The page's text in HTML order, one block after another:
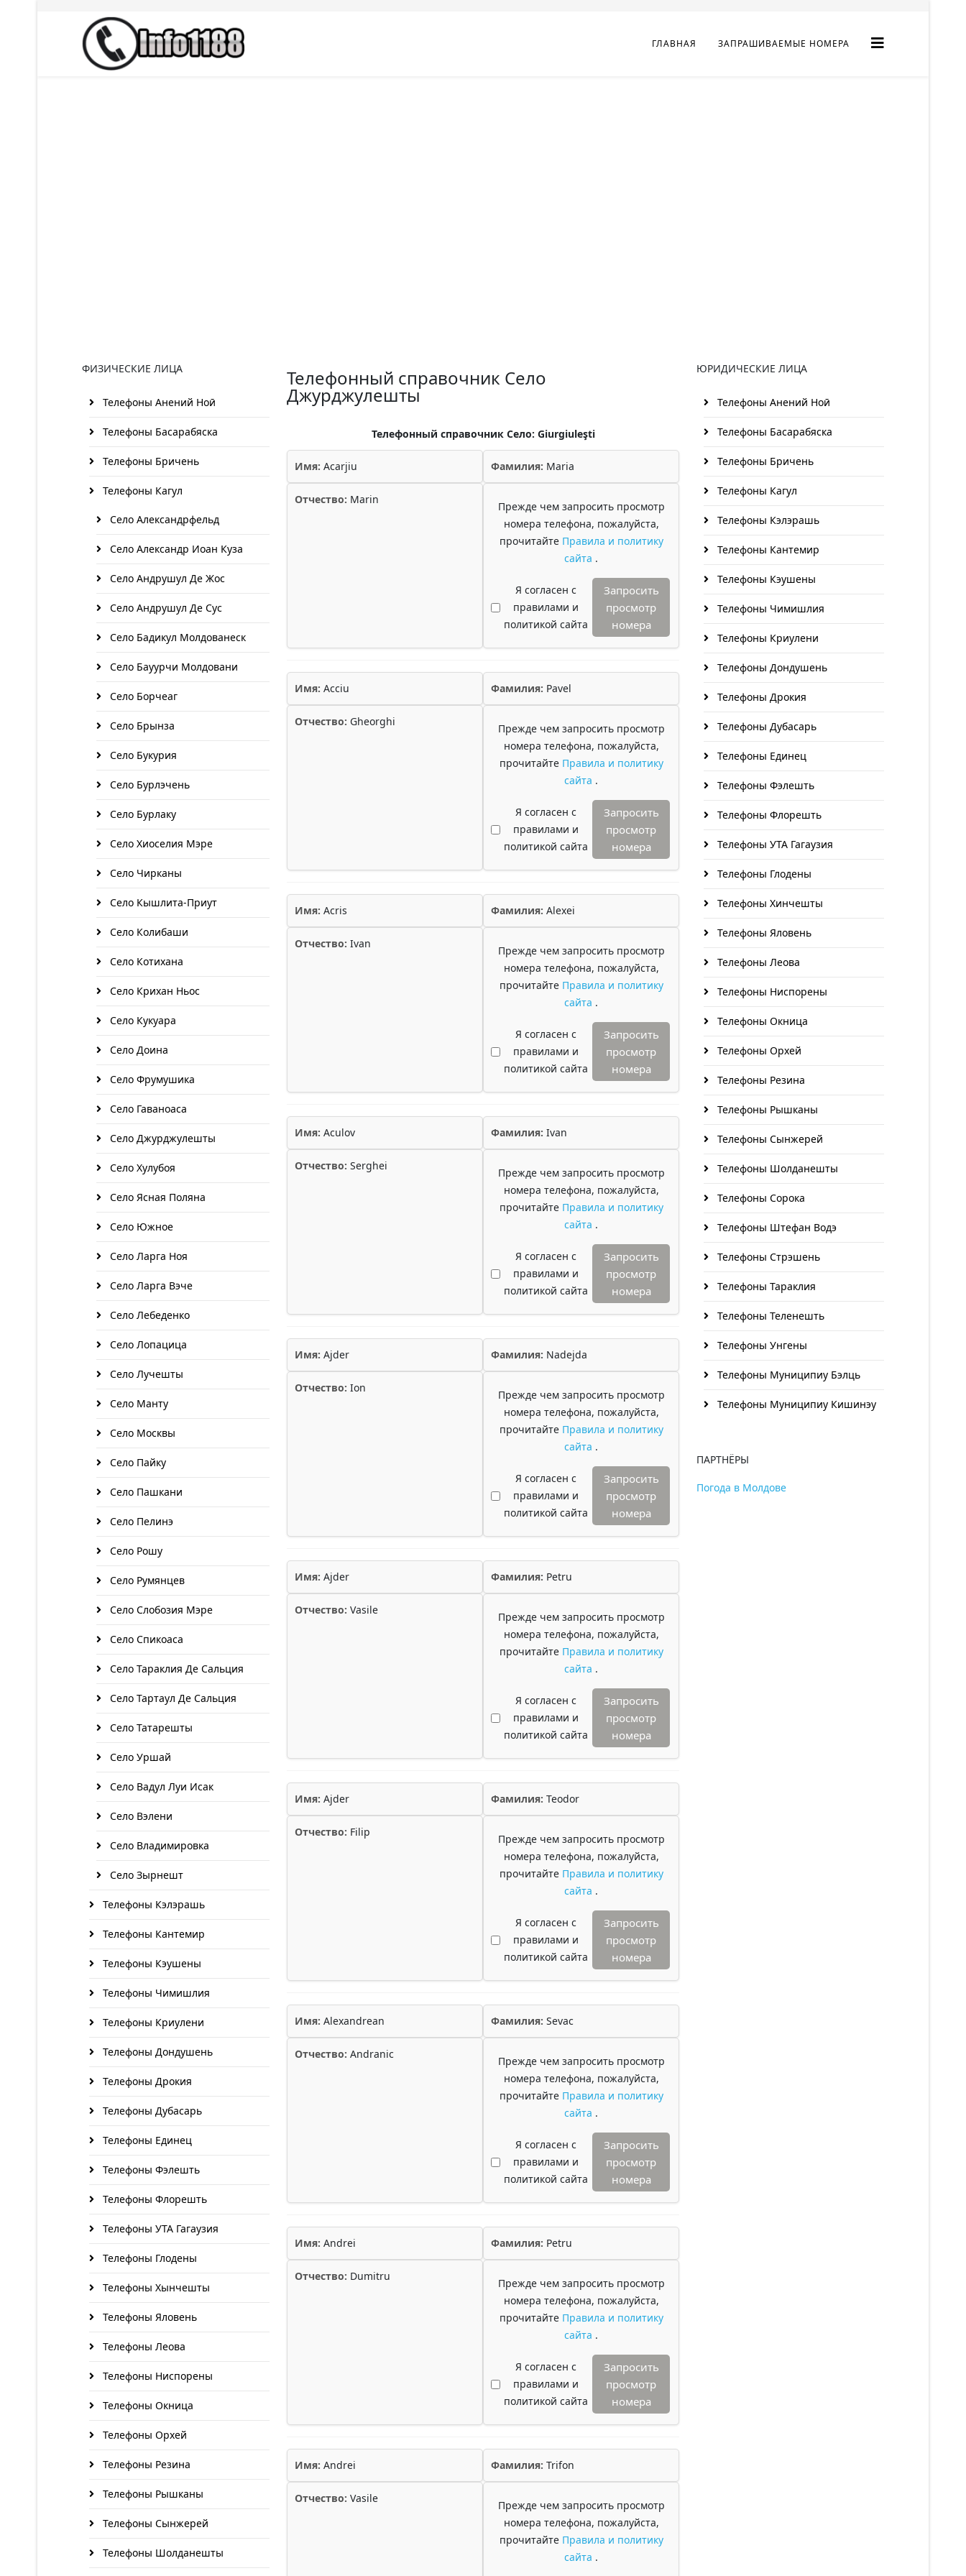
ГЛАВНАЯ ЗАПРАШИВАЕМЫЕ НОМЕРА
ФИЗИЧЕСКИЕ ЛИЦА
Телефоны Анений Ноӣ
Телефоны Басарабяска
Телефоны Бричень
Телефоны Кагул
Село Александрфельд
Село Александр Иоан Куза
Село Андрушул Де Жос
Село Андрушул Де Сус
Село Бадикул Молдованеск
Село Бауурчи Молдовани
Село Борчеаг
Село Брынза
Село Букурия
Село Бурлэчень
Село Бурлаку
Село Хиоселия Мэре
Село Чирканы
Село Кышлита-Приут
Село Колибаши
Село Котихана
Село Крихан Ньос
Село Кукуара
Село Доина
Село Фрумушика
Село Гаваноаса
Село Джурджулешты
Село Хулубоя
Село Ясная Поляна
Село Южное
Село Ларга Ноя
Село Ларга Вэче
Село Лебеденко
Село Лопацица
Село Лучешты
Село Манту
Село Москвы
Село Пайку
Село Пашкани
Село Пелинэ
Село Рошу
Село Румянцев
Село Слобозия Мэре
Село Спикоаса
Село Тараклия Де Сальция
Село Тартаул Де Сальция
Село Татарешты
Село Уршай
Село Вадул Луи Исак
Село Вэлени
Село Владимировка
Село Зырнешт
Телефоны Кэлэрашь
Телефоны Кантемир
Телефоны Кэушены
Телефоны Чимишлия
Телефоны Криулени
Телефоны Дондушень
Телефоны Дрокия
Телефоны Дубасарь
Телефоны Единец
Телефоны Фэлешть
Телефоны Флорешть
Телефоны УТА Гагаузия
Телефоны Глодены
Телефоны Хынчешты
Телефоны Яловень
Телефоны Леова
Телефоны Ниспорены
Телефоны Окница
Телефоны Орхей
Телефоны Резина
Телефоны Рышканы
Телефоны Сынжерей
Телефоны Шолданешты
Телефонный справочник Село
Джурджулешты
Телефонный справочник Село: Giurgiuleşti
Имя: Acarjiu Фамилия: Maria
Отчество: Marin
Прежде чем запросить просмотр
номера телефона, пожалуйста,
прочитайте Правила и политику
сайта .
Я согласен с
правилами и
политикой сайта
Запросить
просмотр
номера
Имя: Acciu Фамилия: Pavel
Отчество: Gheorghi
Прежде чем запросить просмотр
номера телефона, пожалуйста,
прочитайте Правила и политику
сайта .
Я согласен с
правилами и
политикой сайта
Запросить
просмотр
номера
Имя: Acris Фамилия: Alexei
Отчество: Ivan
Прежде чем запросить просмотр
номера телефона, пожалуйста,
прочитайте Правила и политику
сайта .
Я согласен с
правилами и
политикой сайта
Запросить
просмотр
номера
Имя: Aculov Фамилия: Ivan
Отчество: Serghei
Прежде чем запросить просмотр
номера телефона, пожалуйста,
прочитайте Правила и политику
сайта .
Я согласен с
правилами и
политикой сайта
Запросить
просмотр
номера
Имя: Ajder Фамилия: Nadejda
Отчество: Ion
Прежде чем запросить просмотр
номера телефона, пожалуйста,
прочитайте Правила и политику
сайта .
Я согласен с
правилами и
политикой сайта
Запросить
просмотр
номера
Имя: Ajder Фамилия: Petru
Отчество: Vasile
Прежде чем запросить просмотр
номера телефона, пожалуйста,
прочитайте Правила и политику
сайта .
Я согласен с
правилами и
политикой сайта
Запросить
просмотр
номера
Имя: Ajder Фамилия: Teodor
Отчество: Filip
Прежде чем запросить просмотр
номера телефона, пожалуйста,
прочитайте Правила и политику
сайта .
Я согласен с
правилами и
политикой сайта
Запросить
просмотр
номера
Имя: Alexandrean Фамилия: Sevac
Отчество: Andranic
Прежде чем запросить просмотр
номера телефона, пожалуйста,
прочитайте Правила и политику
сайта .
Я согласен с
правилами и
политикой сайта
Запросить
просмотр
номера
Имя: Andrei Фамилия: Petru
Отчество: Dumitru
Прежде чем запросить просмотр
номера телефона, пожалуйста,
прочитайте Правила и политику
сайта .
Я согласен с
правилами и
политикой сайта
Запросить
просмотр
номера
Имя: Andrei Фамилия: Trifon
Отчество: Vasile
Прежде чем запросить просмотр
номера телефона, пожалуйста,
прочитайте Правила и политику
сайта .
ЮРИДИЧЕСКИЕ ЛИЦА
Телефоны Анений Ноӣ
Телефоны Басарабяска
Телефоны Бричень
Телефоны Кагул
Телефоны Кэлэрашь
Телефоны Кантемир
Телефоны Кэушены
Телефоны Чимишлия
Телефоны Криулени
Телефоны Дондушень
Телефоны Дрокия
Телефоны Дубасарь
Телефоны Единец
Телефоны Фэлешть
Телефоны Флорешть
Телефоны УТА Гагаузия
Телефоны Глодены
Телефоны Хинчешты
Телефоны Яловень
Телефоны Леова
Телефоны Ниспорены
Телефоны Окница
Телефоны Орхей
Телефоны Резина
Телефоны Рышканы
Телефоны Сынжерей
Телефоны Шолданешты
Телефоны Сорока
Телефоны Штефан Водэ
Телефоны Стрэшень
Телефоны Тараклия
Телефоны Теленешть
Телефоны Унгены
Телефоны Муниципиу Бэлць
Телефоны Муниципиу Кишинэу
ПАРТНЁРЫ
Погода в Молдове